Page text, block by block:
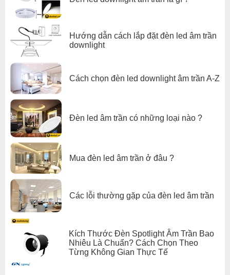
Hướng dẫn cách lắp đặt đèn led âm trần
downlight
Cách chọn đèn led downlight âm trần A-Z
Đèn led âm trần có những loại nào ?
Mua đèn led âm trần ở đâu ?
Các lỗi thường gặp của đèn led âm trần
Kích Thước Đèn Spotlight Âm Trần Bao
Nhiêu Là Chuẩn? Cách Chọn Theo
Từng Không Gian Thực Tế